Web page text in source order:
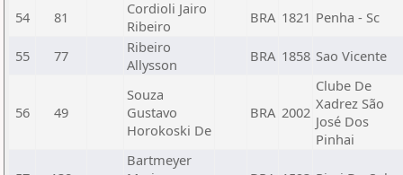
54 81
Cordioli Jairo
Ribeiro
BRA 1821 Penha - Sc
55 77
Ribeiro
Allysson
BRA 1858 Sao Vicente
56 49
Souza
Gustavo
Horokoski De
BRA 2002
Clube De
Xadrez São
José Dos
Pinhai
Bartmeyer